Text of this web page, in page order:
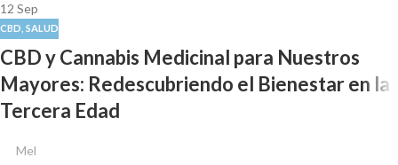
12 Sep
CBD SALUD
CBD y Cannabis Medicinal para Nuestros
Mayores: Redescubriendo el Bienestar en la
Tercera Edad
Mel